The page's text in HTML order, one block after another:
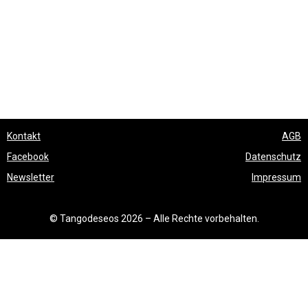
Kontakt
Facebook
Newsletter
AGB
Datenschutz
Impressum
© Tangodeseos 2026 – Alle Rechte vorbehalten.